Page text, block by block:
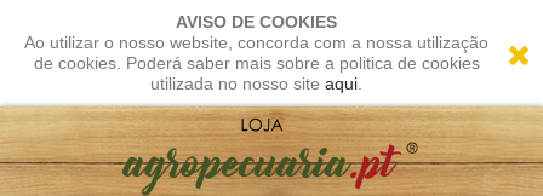
AVISO DE COOKIES
Ao utilizar o nosso website, concorda com a nossa utilização
de cookies. Poderá saber mais sobre a politica de cookies
utilizada no nosso site aqui